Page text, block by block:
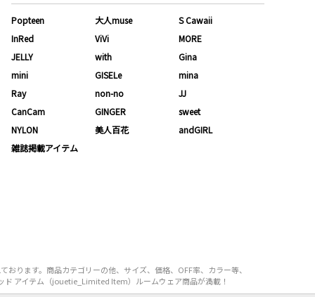
Popteen 大人muse
S Cawaii
InRed
ViVi
MORE
JELLY
with
Gina
mini
GISELe
mina
Ray
non-no
JJ
CanCam
GINGER
sweet
NYLON
美人百花
andGIRL
雑誌掲載アイテム
ります。商品カテゴリーの他、サイズ、価格、OFF率、カラー等、
アイテム（jouetie_Limited Item）ルームウェア商品が満載！